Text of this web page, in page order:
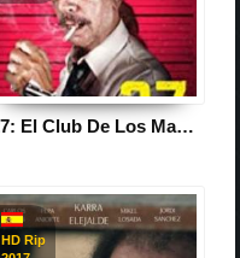
27: El Club De Los Malditos
HD Rip